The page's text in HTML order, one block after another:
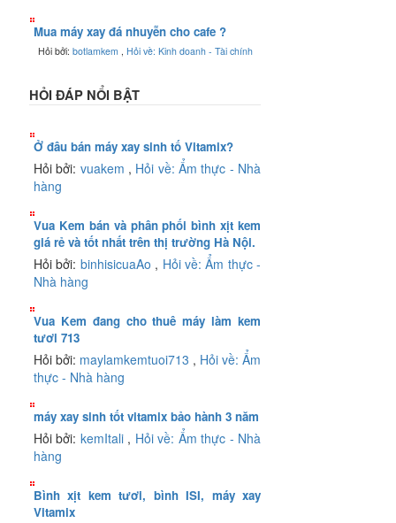
Mua máy xay đá nhuyễn cho cafe ?
Hỏi bởi: botlamkem Hỏi về: Kinh doanh - Tài chính
HỎI ĐÁP NỔI BẬT
Ở đâu bán máy xay sinh tố Vitamix?
Hỏi bởi: vuakem , Hỏi về: Ẩm thực - Nhà
hàng
Vua Kem bán và phân phối bình xịt kem
giá rẻ và tốt nhất trên thị trường Hà Nội.
Hỏi bởi: binhisicuaAo , Hỏi về: Ẩm thực -
Nhà hàng
Vua Kem đang cho thuê máy làm kem
tươi 713
Hỏi bởi: maylamkemtuoi713 , Hỏi về: Ẩm
thực - Nhà hàng
máy xay sinh tốt vitamix bảo hành 3 năm
Hỏi bởi: kemItali , Hỏi về: Ẩm thực - Nhà
hàng
Bình xịt kem tươi, bình ISI, máy xay
Vitamix